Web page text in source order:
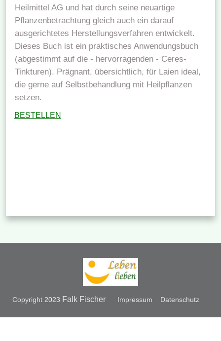
Heilmittel AG und hat durch seine neuartige
Pflanzenbetrachtung gleich auch ein darauf
ausgerichtetes Herstellungsverfahren entwickelt.
Dieses Buch ist ein praktisches Anwendungsbuch
(abgestimmt auf die - hervorragenden - Ceres-
Tinkturen). Prägnant, übersichtlich, für Laien ideal,
die gerne auf Selbstbehandlung mit Heilpflanzen
setzen.
BESTELLEN
Copyright 2023 Falk Fischer Impressum Datenschutz